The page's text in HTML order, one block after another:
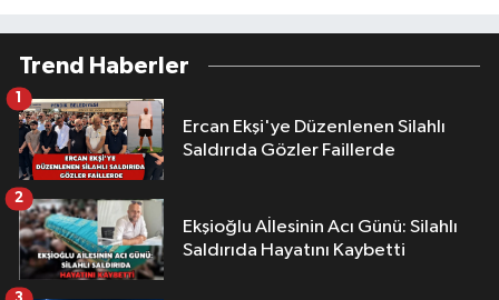
Trend Haberler
Ercan Ekşi'ye Düzenlenen Silahlı
Saldırıda Gözler Faillerde
1
Ekşioğlu Aİlesinin Acı Günü: Silahlı
Saldırıda Hayatını Kaybetti
2